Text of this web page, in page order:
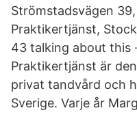
Strömstadsvägen
Praktikertjänst,
43 talking about this
Praktikertjänst är
privat tandvård och
Sverige. Varje år